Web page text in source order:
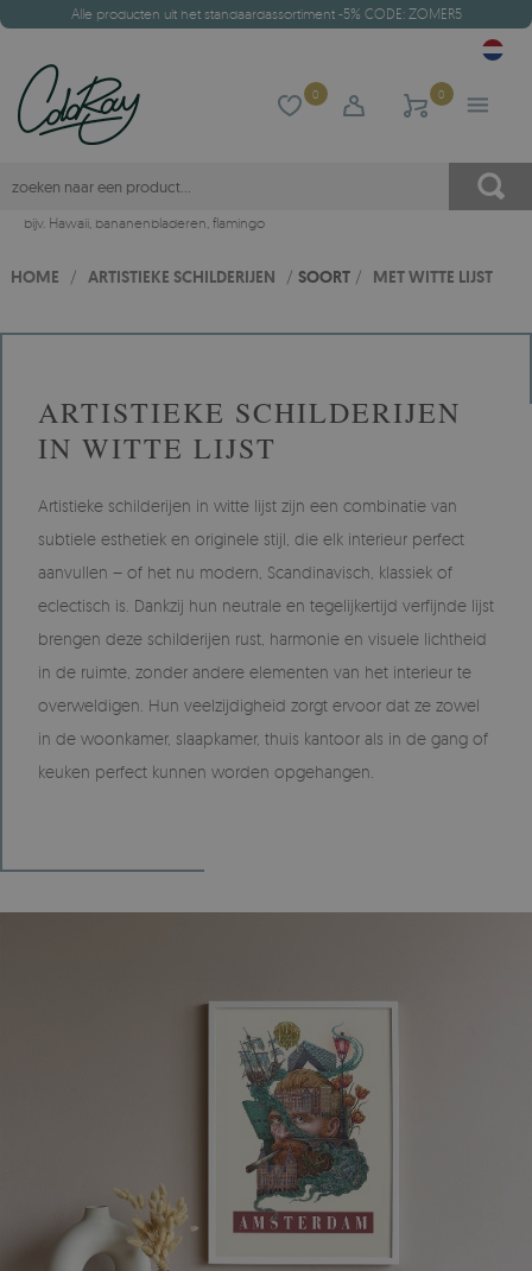
Alle producten uit het standaardassortiment -5% CODE: ZOMER5
0 0
bijv. Hawaii, bananenbladeren, flamingo
HOME / ARTISTIEKE SCHILDERIJEN / SOORT / MET WITTE LIJST
ARTISTIEKE SCHILDERIJEN
IN WITTE LIJST
Artistieke schilderijen in witte lijst zijn een combinatie van
subtiele esthetiek en originele stijl, die elk interieur perfect
aanvullen – of het nu modern, Scandinavisch, klassiek of
eclectisch is. Dankzij hun neutrale en tegelijkertijd verfijnde lijst
brengen deze schilderijen rust, harmonie en visuele lichtheid
in de ruimte, zonder andere elementen van het interieur te
overweldigen. Hun veelzijdigheid zorgt ervoor dat ze zowel
in de woonkamer, slaapkamer, thuis kantoor als in de gang of
keuken perfect kunnen worden opgehangen.